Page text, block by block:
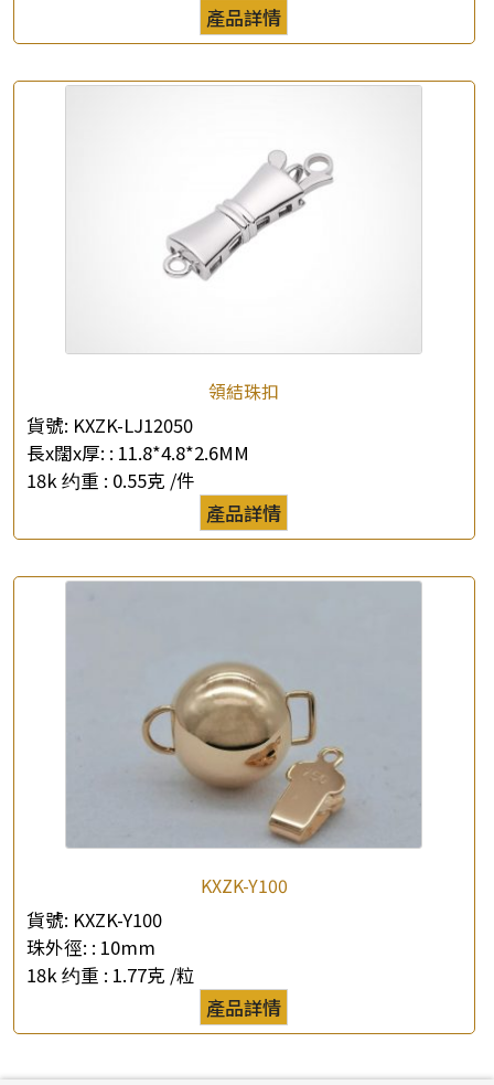
產品詳情
領結珠扣
貨號: KXZK-LJ12050
長x闊x厚: : 11.8*4.8*2.6MM
18k 约重 : 0.55克 /件
產品詳情
KXZK-Y100
貨號: KXZK-Y100
珠外徑: : 10mm
18k 约重 : 1.77克 /粒
產品詳情